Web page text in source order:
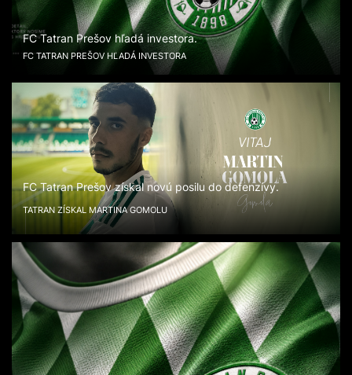
FC Tatran Prešov hľadá investora.
FC TATRAN PREŠOV HĽADÁ INVESTORA
FC Tatran Prešov získal novú posilu do defenzívy.
TATRAN ZÍSKAL MARTINA GOMOLU